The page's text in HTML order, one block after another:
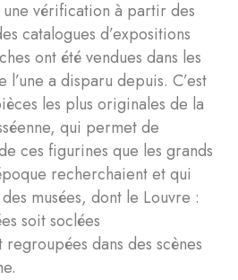
vérification à partir des
catalogues d’expositions
ont été vendues dans les
l’une a disparu depuis. C’est
les plus originales de la
qui permet de
ces figurines que les grands
recherchaient et qui
musées, dont le Louvre :
soit soclées
dans des scènes